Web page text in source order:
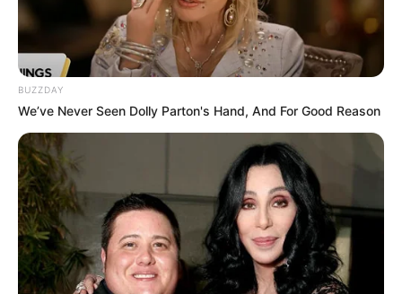
BUZZDAY
We’ve Never Seen Dolly Parton's Hand, And For Good Reason